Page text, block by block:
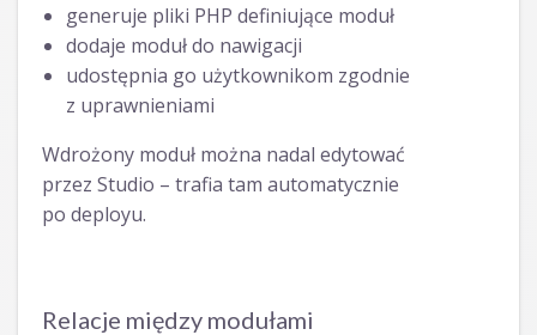
generuje pliki PHP definiujące moduł
dodaje moduł do nawigacji
udostępnia go użytkownikom zgodnie
z uprawnieniami
Wdrożony moduł można nadal edytować
przez Studio – trafia tam automatycznie
po deployu.
Relacje między modułami